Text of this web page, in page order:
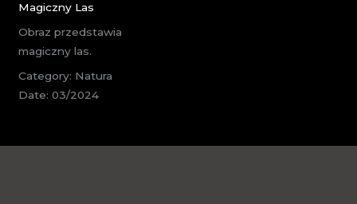
Magiczny Las
Obraz przedstawia
magiczny las.
Category: Natura
Date: 03/2024